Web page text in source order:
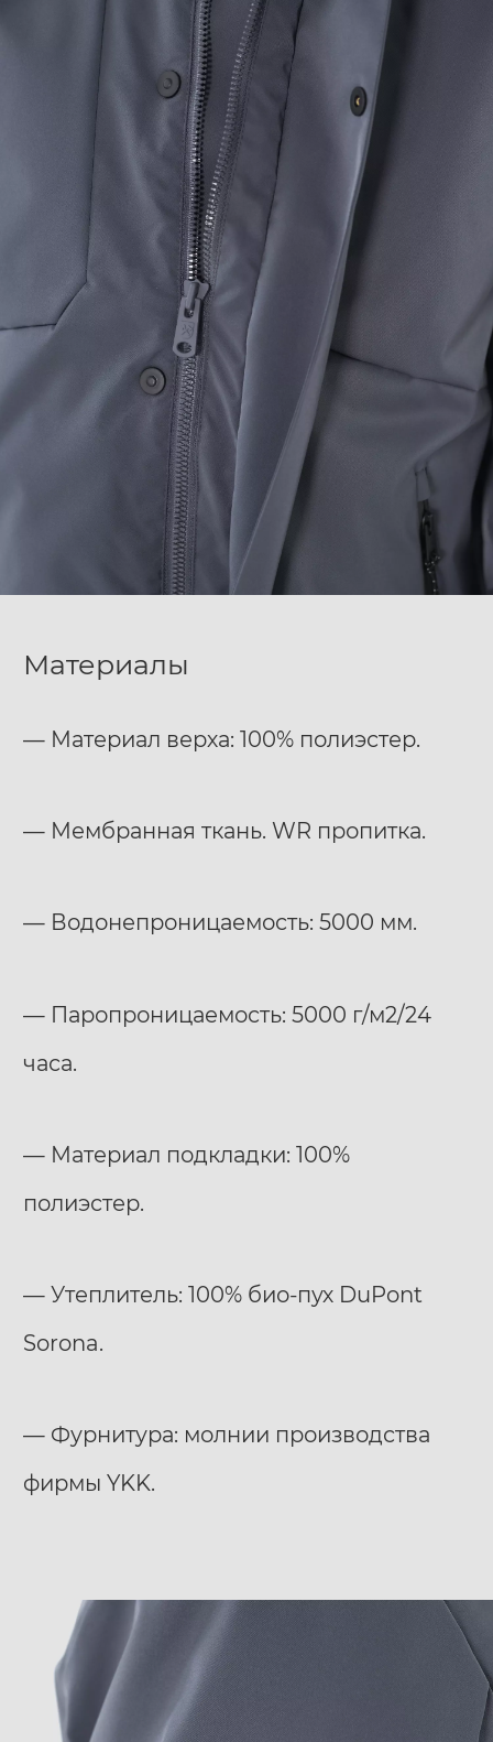
Материалы
— Материал верха: 100% полиэстер.
— Мембранная ткань. WR пропитка.
— Водонепроницаемость: 5000 мм.
— Паропроницаемость: 5000 г/м2/24
часа.
— Материал подкладки: 100%
полиэстер.
— Утеплитель: 100% био-пух DuPont
Sorona.
— Фурнитура: молнии производства
фирмы YKK.